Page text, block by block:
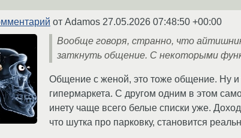
от Adamos 27.05.2026 07:48:50 +00:00
Вообще говоря, странно, что
заткнуть общение. С некоторыми
Общение с женой, это тоже общение. Ну
гипермаркета. С другом одним в этом
инету чаще всего белые списки уже.
что шутка про парковку, становится